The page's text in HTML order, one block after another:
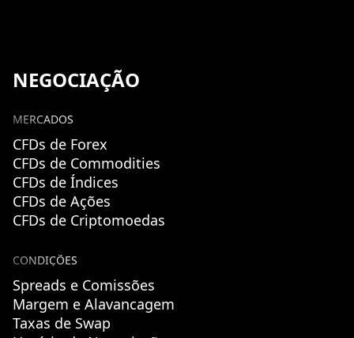
NEGOCIAÇÃO
MERCADOS
CFDs de Forex
CFDs de Commodities
CFDs de Índices
CFDs de Ações
CFDs de Criptomoedas
CONDIÇÕES
Spreads e Comissões
Margem e Alavancagem
Taxas de Swap